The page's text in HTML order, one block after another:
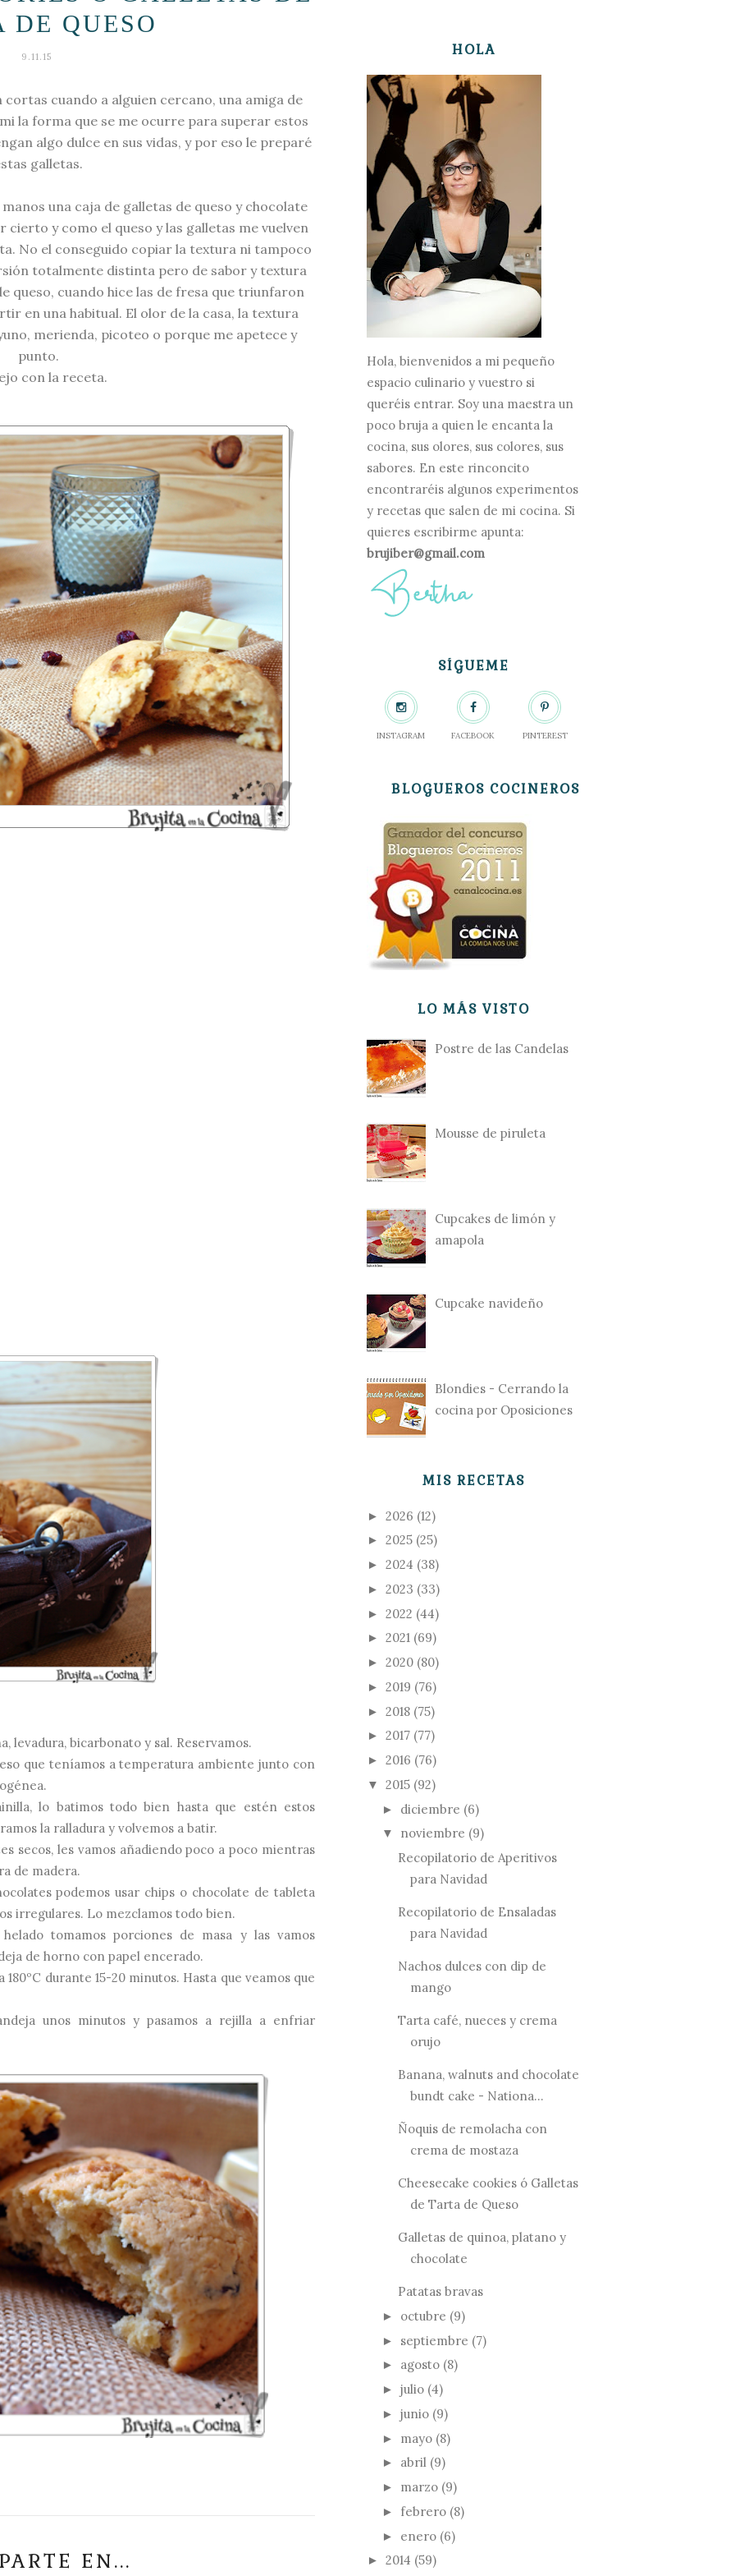
DE QUESO
9.11.15
cortas cuando a alguien cercano, una amiga de
la forma que se me ocurre para superar estos
algo dulce en sus vidas, y por eso le preparé
galletas.
una caja de galletas de queso y chocolate
y como el queso y las galletas me vuelven
No el conseguido copiar la textura ni tampoco
totalmente distinta pero de sabor y textura
queso, cuando hice las de fresa que triunfaron
en una habitual. El olor de la casa, la textura
merienda, picoteo o porque me apetece y
punto.
con la receta.
levadura, bicarbonato y sal. Reservamos.
que teníamos a temperatura ambiente junto con
lo batimos todo bien hasta que estén estos
la ralladura y volvemos a batir.
secos, les vamos añadiendo poco a poco mientras
de madera.
podemos usar chips o chocolate de tableta
irregulares. Lo mezclamos todo bien.
tomamos porciones de masa y las vamos
de horno con papel encerado.
durante 15-20 minutos. Hasta que veamos que
unos minutos y pasamos a rejilla a enfriar
EN...
HOLA
Hola, bienvenidos a mi pequeño
espacio culinario y vuestro si
queréis entrar. Soy una maestra un
poco bruja a quien le encanta la
cocina, sus olores, sus colores, sus
sabores. En este rinconcito
encontraréis algunos experimentos
y recetas que salen de mi cocina. Si
quieres escribirme apunta:
brujiber@gmail.com
SÍGUEME
INSTAGRAM FACEBOOK PINTEREST
BLOGUEROS COCINEROS
LO MÁS VISTO
Postre de las Candelas
Mousse de piruleta
Cupcakes de limón y
amapola
Cupcake navideño
Blondies - Cerrando la
cocina por Oposiciones
MIS RECETAS
► 2026 (12)
► 2025 (25)
► 2024 (38)
► 2023 (33)
► 2022 (44)
► 2021 (69)
► 2020 (80)
► 2019 (76)
► 2018 (75)
► 2017 (77)
► 2016 (76)
▼ 2015 (92)
► diciembre (6)
▼ noviembre (9)
Recopilatorio de Aperitivos
para Navidad
Recopilatorio de Ensaladas
para Navidad
Nachos dulces con dip de
mango
Tarta café, nueces y crema
orujo
Banana, walnuts and chocolate
bundt cake - Nationa...
Ñoquis de remolacha con
crema de mostaza
Cheesecake cookies ó Galletas
de Tarta de Queso
Galletas de quinoa, platano y
chocolate
Patatas bravas
► octubre (9)
► septiembre (7)
► agosto (8)
► julio (4)
► junio (9)
► mayo (8)
► abril (9)
► marzo (9)
► febrero (8)
► enero (6)
► 2014 (59)